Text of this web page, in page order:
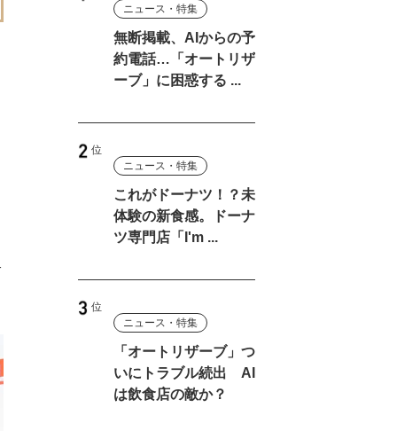
ニュース・特集
無断掲載、AIからの予
約電話…「オートリザ
ーブ」に困惑する ...
ニュース・特集
これがドーナツ！？未
体験の新食感。ドーナ
ツ専門店「I'm ...
ニュース・特集
「オートリザーブ」つ
いにトラブル続出 AI
は飲食店の敵か？